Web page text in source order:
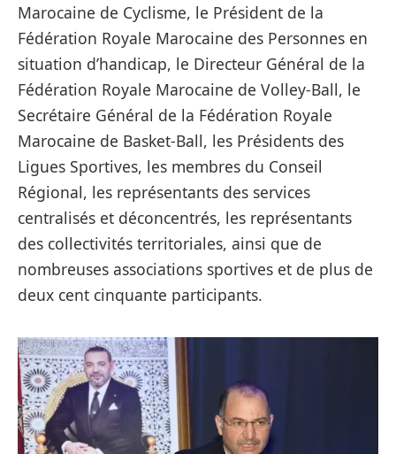
Marocaine de Cyclisme, le Président de la
Fédération Royale Marocaine des Personnes en
situation d’handicap, le Directeur Général de la
Fédération Royale Marocaine de Volley-Ball, le
Secrétaire Général de la Fédération Royale
Marocaine de Basket-Ball, les Présidents des
Ligues Sportives, les membres du Conseil
Régional, les représentants des services
centralisés et déconcentrés, les représentants
des collectivités territoriales, ainsi que de
nombreuses associations sportives et de plus de
deux cent cinquante participants.